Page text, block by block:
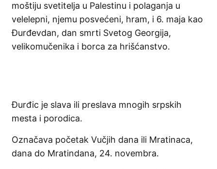
moštiju svetitelja u Palestinu i polaganja u
velelepni, njemu posvećeni, hram, i 6. maja kao
Đurđevdan, dan smrti Svetog Georgija,
velikomučenika i borca za hrišćanstvo.
Đurđic je slava ili preslava mnogih srpskih
mesta i porodica.
Označava početak Vučjih dana ili Mratinaca,
dana do Mratindana, 24. novembra.